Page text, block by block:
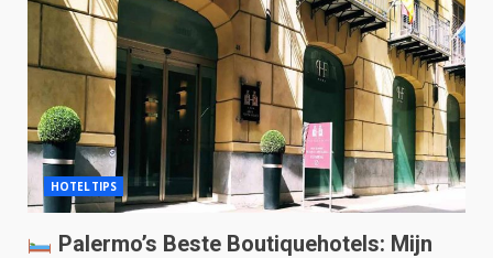
HOTELTIPS
Palermo’s Beste Boutiquehotels: Mijn